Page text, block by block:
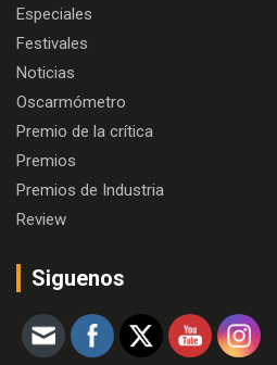
Especiales
Festivales
Noticias
Oscarmómetro
Premio de la crítica
Premios
Premios de Industria
Review
Siguenos